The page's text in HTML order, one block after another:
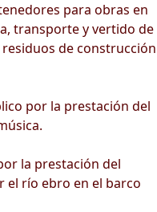
para obras en
transporte y vertido de
de construcción
por la prestación del
la prestación del
el río ebro en el barco